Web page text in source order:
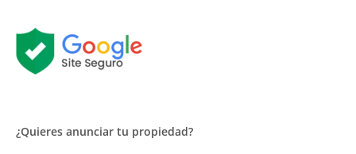
¿Quieres anunciar tu propiedad?